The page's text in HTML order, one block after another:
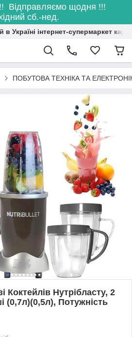
Відправляємо щодня !!!
сб.-нед.
Україні інтернет-супермаркет
ПОБУТОВА ТЕХНІКА ТА
Коктейлів Нутрібласту, 2
(0,7л)(0,5л), Потужність